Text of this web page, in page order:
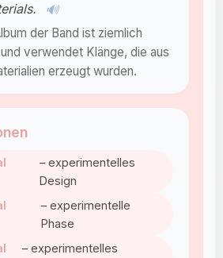
🔊
der Band ist ziemlich
verwendet Klänge, die aus
erzeugt wurden.
– experimentelles
Design
– experimentelle
Phase
– experimentelles